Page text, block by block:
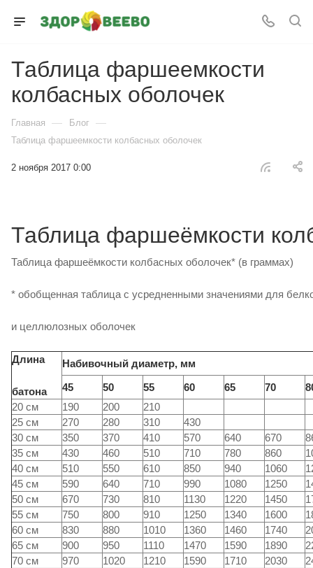
Таблица фаршеемкости
колбасных оболочек
Главная — Блог —
Таблица фаршеемкости колбасных оболочек
2 ноября 2017 0:00
Таблица фаршеёмкости
Таблица фаршеёмкости колбасных оболочек* (в граммах)
* обобщенная таблица с усредненными значениями для
и целлюлозных оболочек
Длина
батона
Набивочный диаметр, мм
45
50 55 60 65 70
20 см
190 200
210
25 см
270 280 310
430
30 см
350 370 410 570 640 670
35 см
430 460 510 710 780 860
40 см
510 550 610 850 940 1060
45 см
590 640 710 990 1080 1250
50 см
670 730 810 1130 1220 1450
55 см
750 800 910 1250 1340 1600
60 см
830 880 1010 1360 1460 1740
65 см
900 950 1110 1470 1590 1890
70 см
970 1020 1210 1590 1710 2030